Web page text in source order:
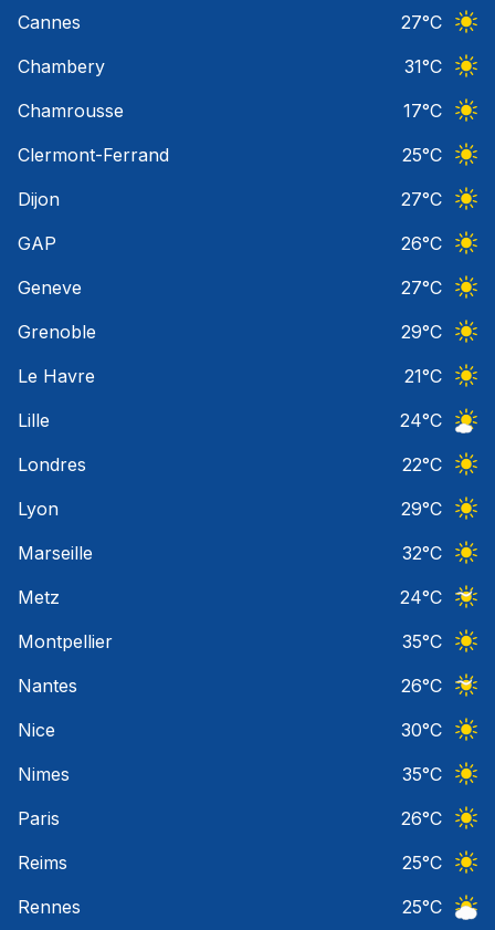
Cannes
27°C
Chambery
31°C
Chamrousse
17°C
Clermont-Ferrand
25°C
Dijon
27°C
GAP
26°C
Geneve
27°C
Grenoble
29°C
Le Havre
21°C
Lille
24°C
Londres
22°C
Lyon
29°C
Marseille
32°C
Metz
24°C
Montpellier
35°C
Nantes
26°C
Nice
30°C
Nimes
35°C
Paris
26°C
Reims
25°C
Rennes
25°C